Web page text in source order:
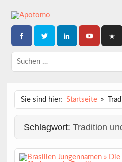
content
APOTOMO
Dein News-Magazin
Sie sind hier: Startseite
Schlagwort:Tradition